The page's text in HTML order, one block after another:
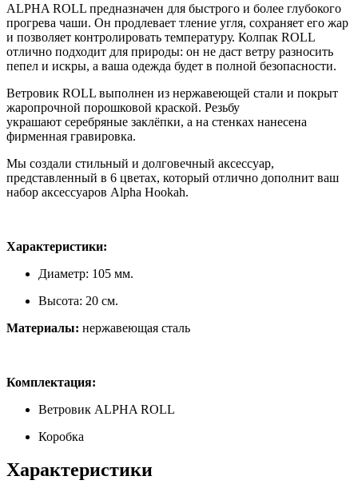
ALPHA ROLL предназначен для быстрого и более глубокого
прогрева чаши. Он продлевает тление угля, сохраняет его жар
и позволяет контролировать температуру. Колпак ROLL
отлично подходит для природы: он не даст ветру разносить
пепел и искры, а ваша одежда будет в полной безопасности.
Ветровик ROLL выполнен из нержавеющей стали и покрыт
жаропрочной порошковой краской. Резьбу
украшают серебряные заклёпки, а на стенках нанесена
фирменная гравировка.
Мы создали стильный и долговечный аксессуар,
представленный в 6 цветах, который отлично дополнит ваш
набор аксессуаров Alpha Hookah.
Характеристики:
Диаметр: 105 мм.
Высота: 20 см.
Материалы: нержавеющая сталь
Комплектация:
Ветровик ALPHA ROLL
Коробка
Характеристики